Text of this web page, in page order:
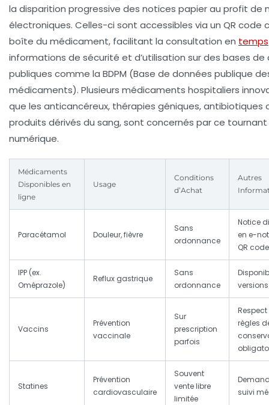
la disparition progressive des notices papier au profit de
électroniques. Celles-ci sont accessibles via un QR code
boîte du médicament, facilitant la consultation en temps
informations de sécurité et d’utilisation sur des bases de
publiques comme la BDPM (Base de données publique
médicaments). Plusieurs médicaments hospitaliers
que les anticancéreux, thérapies géniques, antibiotiques
produits dérivés du sang, sont concernés par ce tournant
numérique.
Médicaments
Disponibles en
ligne
Usage
Conditions
d’Achat
Autres
Paracétamol Douleur, fièvre
Sans
ordonnance
Notice
en e-
QR code
IPP (ex.
Oméprazole)
Reflux gastrique
Sans
ordonnance
Vaccins
Prévention
vaccinale
Sur
prescription
parfois
règles
Statines
Prévention
cardiovasculaire
Souvent
vente libre
limitée
suivi